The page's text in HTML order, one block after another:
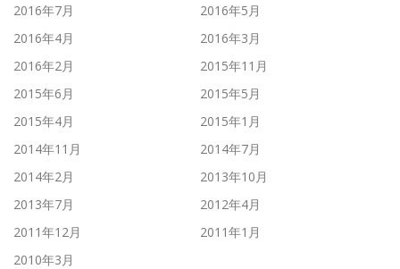
2016年7月
2016年5月
2016年4月
2016年3月
2016年2月
2015年11月
2015年6月
2015年5月
2015年4月
2015年1月
2014年11月
2014年7月
2014年2月
2013年10月
2013年7月
2012年4月
2011年12月
2011年1月
2010年3月